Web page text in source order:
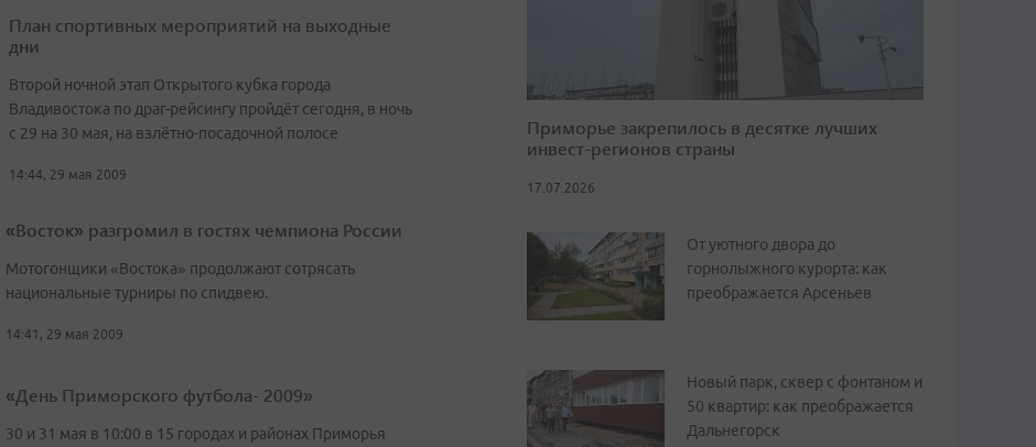
План спортивных мероприятий на выходные
дни
Второй ночной этап Открытого кубка города
Владивостока по драг-рейсингу пройдёт сегодня, в ночь
с 29 на 30 мая, на взлётно-посадочной полосе
14:44, 29 мая 2009
«Восток» разгромил в гостях чемпиона России
Мотогонщики «Востока» продолжают сотрясать
национальные турниры по спидвею.
14:41, 29 мая 2009
«День Приморского футбола- 2009»
30 и 31 мая в 10:00 в 15 городах и районах Приморья
Приморье закрепилось в десятке лучших
инвест-регионов страны
17.07.2026
От уютного двора до
горнолыжного курорта: как
преображается Арсеньев
Новый парк, сквер с фонтаном и
50 квартир: как преображается
Дальнегорск